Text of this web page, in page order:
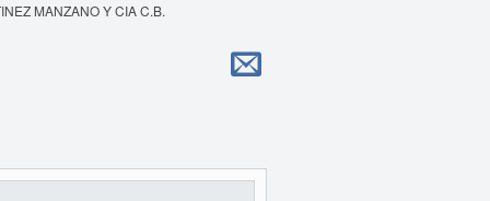
MANZANO Y CIA C.B.